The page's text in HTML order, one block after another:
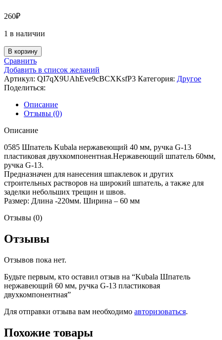
260₽
1 в наличии
В корзину
Сравнить
Добавить в список желаний
Артикул: QI7qX9UAhEve9cBCXKsfP3 Категория: Другое
Поделиться:
Описание
Отзывы (0)
Описание
0585 Шпатель Kubala нержавеющий 40 мм, ручка G-13
пластиковая двухкомпонентная.Нержавеющий шпатель 60мм,
ручка G-13.
Предназначен для нанесения шпаклевок и других
строительных растворов на широкий шпатель, а также для
заделки небольших трещин и швов.
Размер: Длина -220мм. Ширина – 60 мм
Отзывы (0)
Отзывы
Отзывов пока нет.
Будьте первым, кто оставил отзыв на “Kubala Шпатель
нержавеющий 60 мм, ручка G-13 пластиковая
двухкомпонентная”
Для отправки отзыва вам необходимо авторизоваться.
Похожие товары